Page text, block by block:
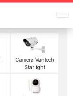
Camera Vantech
Starlight